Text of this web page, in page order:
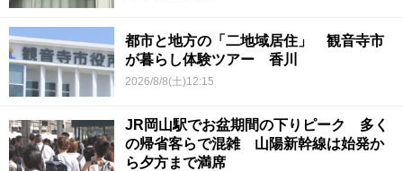
都市と地方の「二地域居住」 観音寺市
が暮らし体験ツアー 香川
2026/8/8(土)12:15
JR岡山駅でお盆期間の下りピーク 多く
の帰省客らで混雑 山陽新幹線は始発か
ら夕方まで満席